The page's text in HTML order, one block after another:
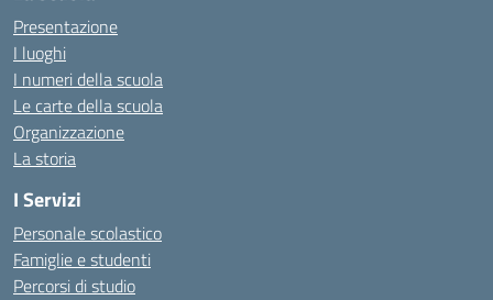
Presentazione
I luoghi
I numeri della scuola
Le carte della scuola
Organizzazione
La storia
I Servizi
Personale scolastico
Famiglie e studenti
Percorsi di studio